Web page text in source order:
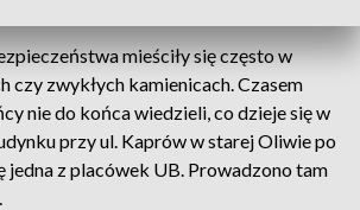
mieściły się często w
czy zwykłych kamienicach. Czasem
nie do końca wiedzieli, co dzieje się w
przy ul. Kaprów w starej Oliwie po
jedna z placówek UB. Prowadzono tam